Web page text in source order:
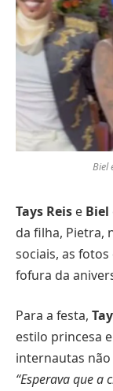
Biel
Tays Reis e Biel
da filha, Pietra,
sociais, as
fofura da
Para a festa,
estilo princesa
internautas
“Esperava que a